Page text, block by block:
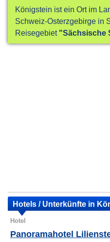
Königstein ist ein Ort im
Schweiz-Osterzgebirge in
Reisegebiet "Sächsische
Hotels / Unterkünfte in
Hotel
Panoramahotel